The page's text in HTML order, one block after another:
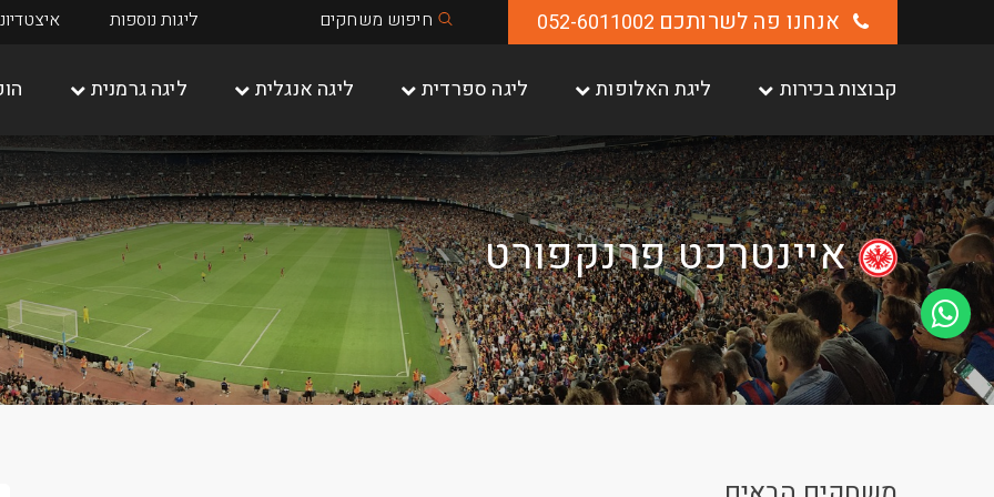
אנחנו פה לשרותכם 052-6011002 חיפוש משחקים ליגות נוספות
קבוצות בכירות ליגת האלופות ליגה ספרדית ליגה אנגלית ליגה גרמנית
איינטרכט פרנקפורט